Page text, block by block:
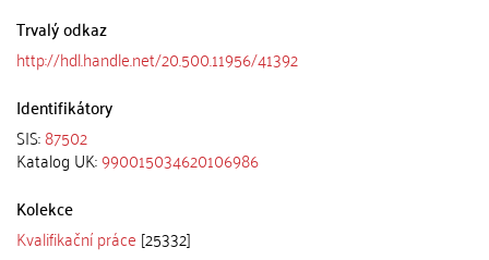
Trvalý odkaz
http://hdl.handle.net/20.500.11956/41392
Identifikátory
SIS:87502
Katalog UK:990015034620106986
Kolekce
Kvalifikační práce [25332]